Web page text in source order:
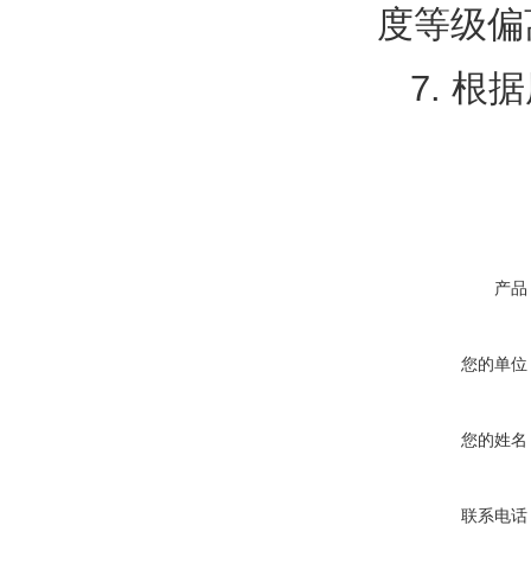
度等级
7. 根
产品
您的单位
您的姓名
联系电话